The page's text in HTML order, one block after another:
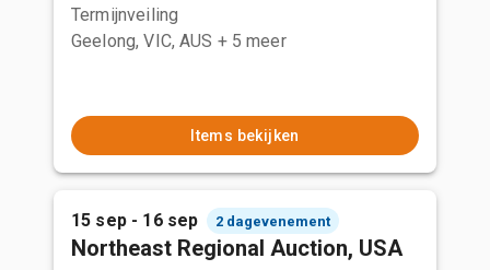
Termijnveiling
Geelong, VIC, AUS + 5 meer
Items bekijken
15 sep - 16 sep 2 dagevenement
Northeast Regional Auction, USA